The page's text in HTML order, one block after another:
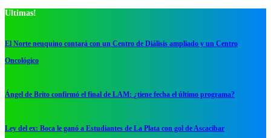
Ultimas!
El Norte neuquino contará con un Centro de Diálisis ampliado y un Centro
Oncológico
Ángel de Brito confirmó el final de LAM: ¿tiene fecha el último programa?
Ley del ex: Boca le ganó a Estudiantes de La Plata con gol de Ascacibar